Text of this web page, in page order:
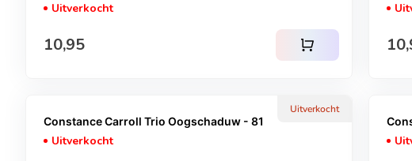
Uitverkocht
Normale prijs
10,95 shopping_cart
Uitverkocht
Constance Carroll Trio Oogschaduw - 81
Uitverkocht